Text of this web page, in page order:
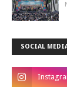
SOCIAL